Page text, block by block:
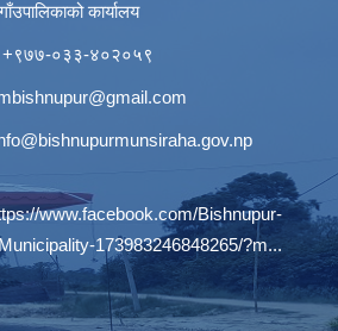
कार्यालय
‍‍+९७७-०३३-४०२०५९
www.facebook.com/Bishnupur-
173983246848265/?m...